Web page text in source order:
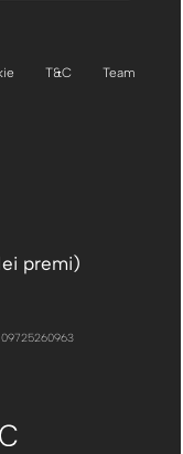
T&C
Team
premi)
09725260963